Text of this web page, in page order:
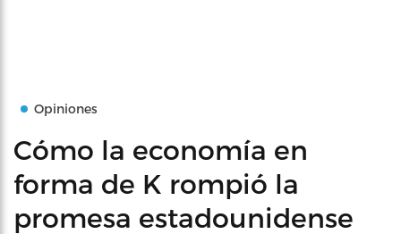
Opiniones
Cómo la economía en
forma de K rompió la
promesa estadounidense